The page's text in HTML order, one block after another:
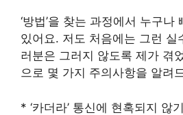
‘방법’을 찾는 과정에서 누구나
있어요. 저도 처음에는 그런 실
러분은 그러지 않도록 제가 겪
으로 몇 가지 주의사항을 알려
* ‘카더라’ 통신에 현혹되지 않